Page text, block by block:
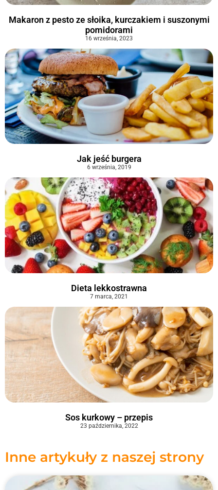
Makaron z pesto ze słoika, kurczakiem i suszonymi
pomidorami
16 września, 2023
Jak jeść burgera
6 września, 2019
Dieta lekkostrawna
7 marca, 2021
Sos kurkowy – przepis
23 października, 2022
Inne artykuły z naszej strony